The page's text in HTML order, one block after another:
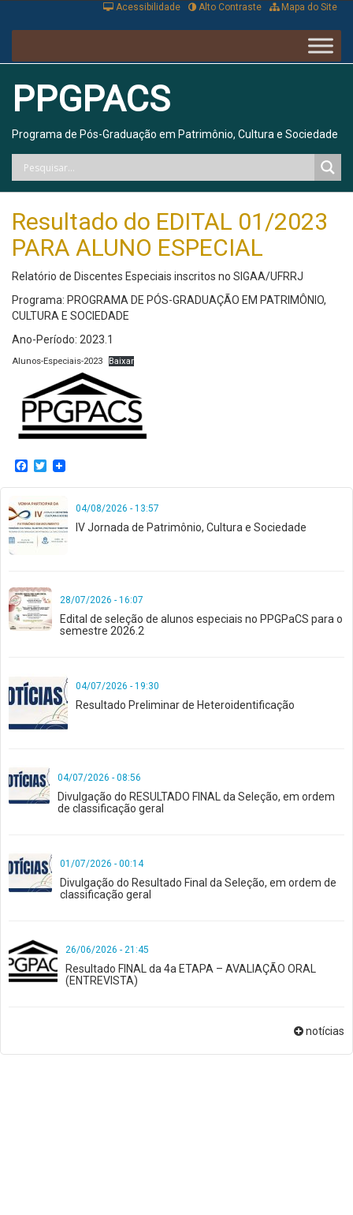
Mapa do Site
Alto Contraste
Acessibilidade
PPGPACS
Programa de Pós-Graduação em Patrimônio, Cultura e Sociedade
Resultado do EDITAL 01/2023
PARA ALUNO ESPECIAL
Relatório de Discentes Especiais inscritos no SIGAA/UFRRJ
Programa: PROGRAMA DE PÓS-GRADUAÇÃO EM PATRIMÔNIO,
CULTURA E SOCIEDADE
Ano-Período: 2023.1
Alunos-Especiais-2023 Baixar
Facebook
Twitter
04/08/2026 - 13:57
IV Jornada de Patrimônio, Cultura e Sociedade
28/07/2026 - 16:07
Edital de seleção de alunos especiais no PPGPaCS para o
semestre 2026.2
04/07/2026 - 19:30
Resultado Preliminar de Heteroidentificação
04/07/2026 - 08:56
Divulgação do RESULTADO FINAL da Seleção, em ordem
de classificação geral
01/07/2026 - 00:14
Divulgação do Resultado Final da Seleção, em ordem de
classificação geral
26/06/2026 - 21:45
Resultado FINAL da 4a ETAPA – AVALIAÇÃO ORAL
(ENTREVISTA)
notícias